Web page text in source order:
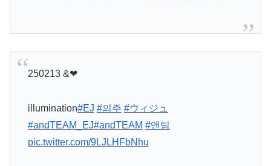
250213 &❤︎
illumination#EJ #의주 #ウィジュ
#andTEAM_EJ#andTEAM #앤팀
pic.twitter.com/9LJLHFbNhu